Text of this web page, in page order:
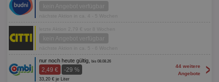
kein Angebot verfügbar
nächste Aktion in ca. 4 - 5 Wochen
letzte Aktion 2,79 € vor 8 Wochen
kein Angebot verfügbar
nächste Aktion in ca. 5 - 6 Wochen
nur noch heute gültig, bis 08.08.26
2,49 € -29 %
33,20 € je Liter
44 weitere
Angebote
>